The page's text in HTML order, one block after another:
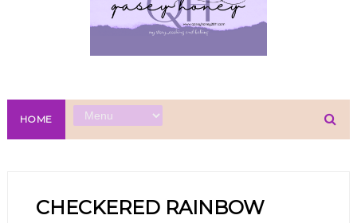
HOME
CHECKERED RAINBOW